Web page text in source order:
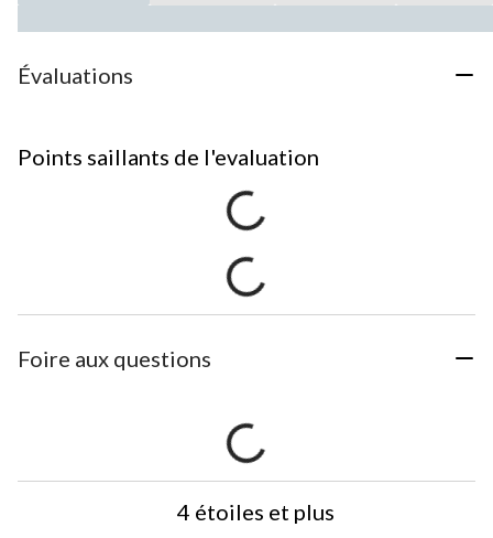
Évaluations
Points saillants de l'evaluation
Foire aux questions
4 étoiles et plus